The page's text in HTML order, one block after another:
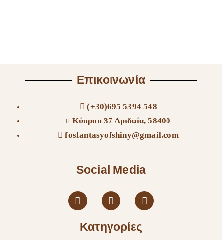
Επικοινωνία
(+30)695 5394 548
Κύπρου 37 Αριδαία, 58400
fosfantasyofshiny@gmail.com
Social Media
Κατηγορίες